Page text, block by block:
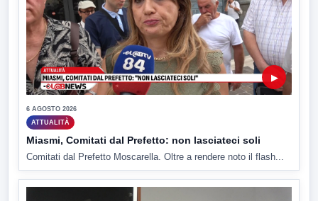
▶
6 AGOSTO 2026
ATTUALITÀ
Miasmi, Comitati dal Prefetto: non lasciateci soli
Comitati dal Prefetto Moscarella. Oltre a rendere noto il flash...